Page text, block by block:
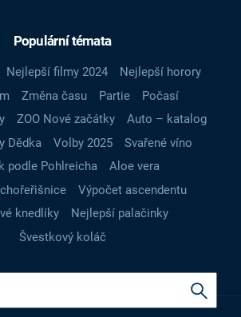
Populární témata
Nejlepší filmy 2024
Nejlepší horory
Změna času Partie
Počasí
ZOO Nové začátky
Auto – katalog
Dědka
Volby 2025
Svařené víno
podle Pohlreicha
Aloe vera
Výpočet ascendentu
knedlíky
Nejlepší palačinky
Švestkový koláč